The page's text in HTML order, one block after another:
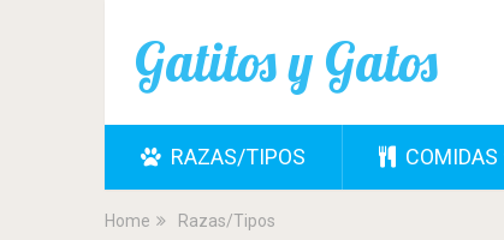
Gatitos y Gatos
RAZAS/TIPOS COMIDAS
Home Razas/Tipos